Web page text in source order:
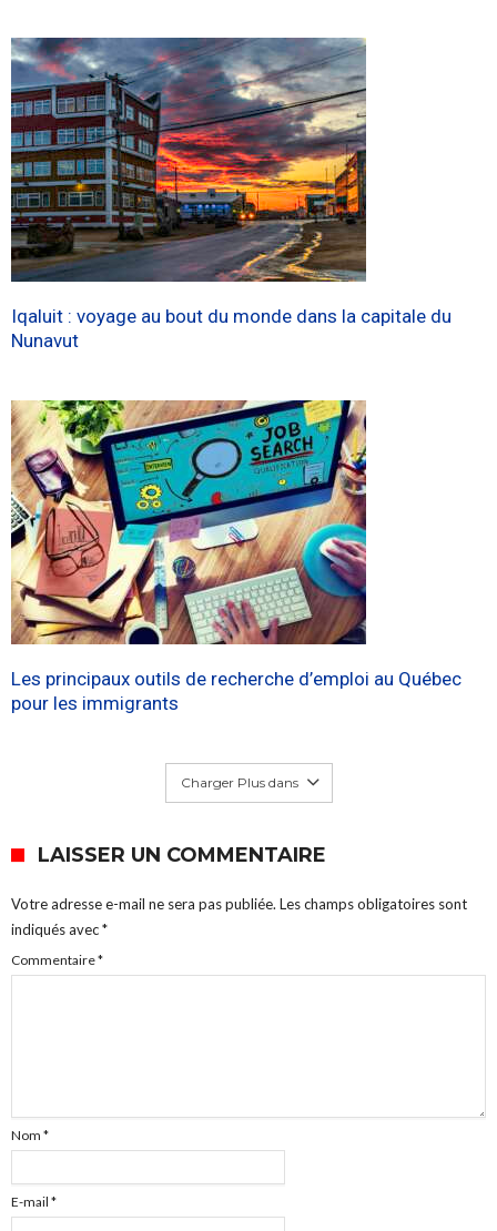
Iqaluit : voyage au bout du monde dans la capitale du
Nunavut
Les principaux outils de recherche d’emploi au Québec
pour les immigrants
Charger Plus dans
LAISSER UN COMMENTAIRE
Votre adresse e-mail ne sera pas publiée. Les champs obligatoires sont
indiqués avec*
Commentaire*
Nom *
E-mail *